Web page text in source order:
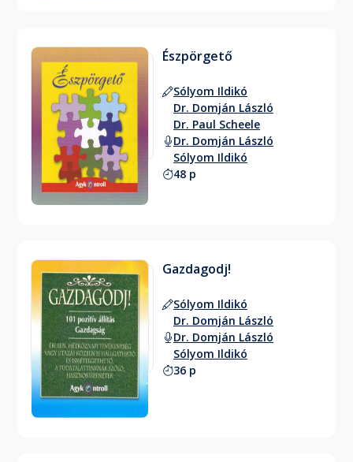
Észpörgető
Sólyom Ildikó
Dr. Domján László
Dr. Paul Scheele
Dr. Domján László
Sólyom Ildikó
48 p
Gazdagodj!
Sólyom Ildikó
Dr. Domján László
Dr. Domján László
Sólyom Ildikó
36 p